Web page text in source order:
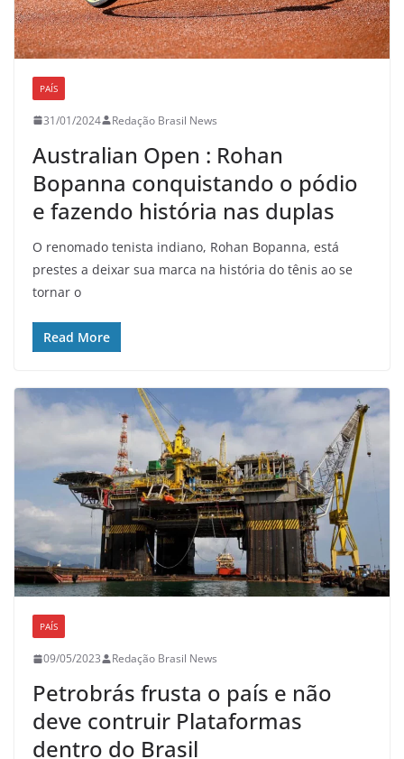
PAÍS
31/01/2024 Redação Brasil News
Australian Open : Rohan
Bopanna conquistando o pódio
e fazendo história nas duplas
O renomado tenista indiano, Rohan Bopanna, está
prestes a deixar sua marca na história do tênis ao se
tornar o
Read More
PAÍS
09/05/2023 Redação Brasil News
Petrobrás frusta o país e não
deve contruir Plataformas
dentro do Brasil